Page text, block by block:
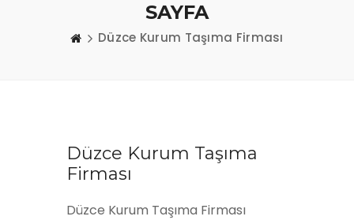
SAYFA
Düzce Kurum Taşıma Firması
Düzce Kurum Taşıma
Firması
Düzce Kurum Taşıma Firması